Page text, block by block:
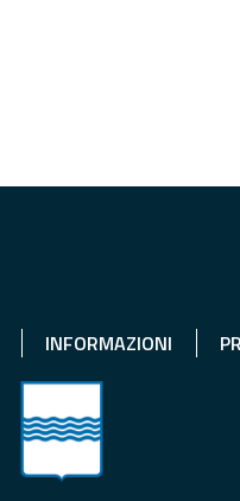
INFORMAZIONI